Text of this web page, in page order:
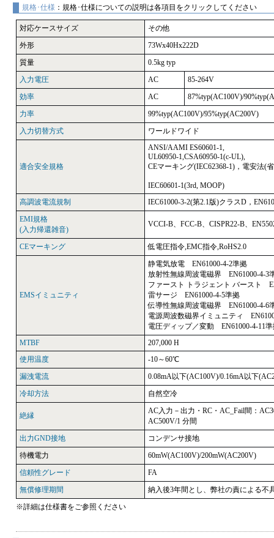
規格･仕様 ：規格･仕様についての説明は各項目をクリックしてください
対応ケースサイズ
その他
外形
73Wx40Hx222D
質量
0.5kg typ
入力電圧
AC
85-264V
効率
AC
87%typ(AC100V)/
力率
99%typ(AC100V)/95%typ(AC200V)
入力切替方式
ワールドワイド
適合安全規格
ANSI/AAMI ES60601-1,
UL60950-1,CSA60950-1(c-UL),
CEマーキング(IEC62368-1)，電安法(
IEC60601-1(3rd, MOOP)
高調波電流規制
IEC61000-3-2(第2.1版)クラスD，
EMI規格
(入力帰還雑音)
VCCI-B、FCC-B、CISPR22-B、
CEマーキング 低電圧指令,EMC指令,RoHS2.0
EMSイミュニティ
静電気放電 EN61000-4-2準拠
放射性無線周波電磁界 EN61000-4-3
ファースト トラジェント バースト
雷サージ EN61000-4-5準拠
伝導性無線周波電磁界 EN61000-4-6
電源周波数磁界イミュニティ
電圧ディップ／変動 EN61000-4-11準
MTBF
207,000 H
使用温度
-10～60℃
漏洩電流
0.08mA以下(AC100V)/0.16mA以下
冷却方法
自然空冷
絶縁
AC入力－出力・RC・AC_Fail間：
AC500V/1 分間
出力GND接地
コンデンサ接地
待機電力
60mW(AC100V)/200mW(AC200V)
信頼性グレード
FA
無償修理期間
納入後3年間とし、弊社の責による不
※詳細は仕様書をご参照ください